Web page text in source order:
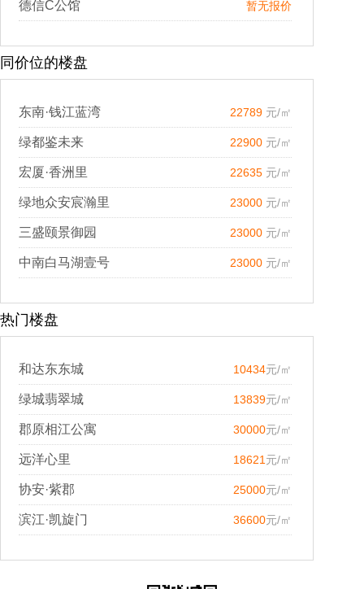
德信C公馆 暂无报价
同价位的楼盘
东南·钱江蓝湾 22789 元/㎡
绿都鉴未来 22900 元/㎡
宏厦·香洲里 22635 元/㎡
绿地众安宸瀚里 23000 元/㎡
三盛颐景御园 23000 元/㎡
中南白马湖壹号 23000 元/㎡
热门楼盘
和达东东城 10434元/㎡
绿城翡翠城 13839元/㎡
郡原相江公寓 30000元/㎡
远洋心里 18621 元/㎡
协安·紫郡 25000元/㎡
滨江·凯旋门 36600元/㎡